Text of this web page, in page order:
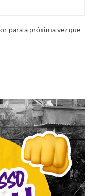
para a próxima vez que